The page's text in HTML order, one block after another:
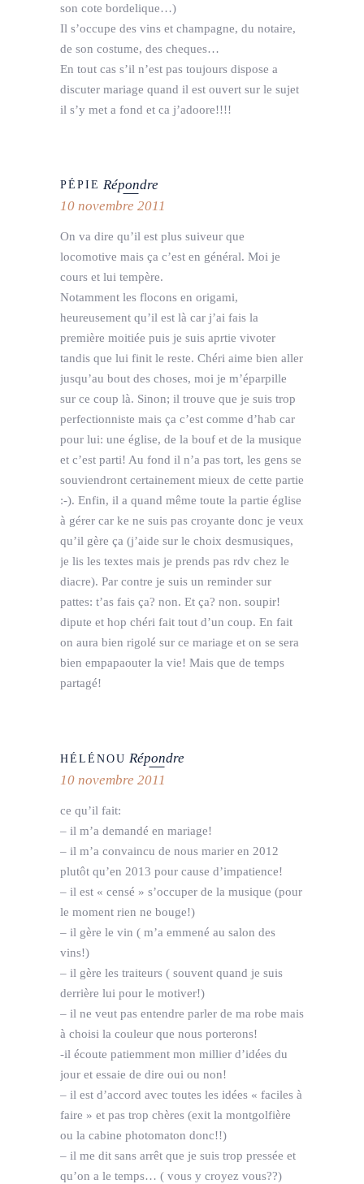
son cote bordelique…)
Il s’occupe des vins et champagne, du notaire,
de son costume, des cheques…
En tout cas s’il n’est pas toujours dispose a
discuter mariage quand il est ouvert sur le sujet
il s’y met a fond et ca j’adoore!!!!
PÉPIE Répondre
10 novembre 2011
On va dire qu’il est plus suiveur que
locomotive mais ça c’est en général. Moi je
cours et lui tempère.
Notamment les flocons en origami,
heureusement qu’il est là car j’ai fais la
première moitiée puis je suis aprtie vivoter
tandis que lui finit le reste. Chéri aime bien aller
jusqu’au bout des choses, moi je m’éparpille
sur ce coup là. Sinon; il trouve que je suis trop
perfectionniste mais ça c’est comme d’hab car
pour lui: une église, de la bouf et de la musique
et c’est parti! Au fond il n’a pas tort, les gens se
souviendront certainement mieux de cette partie
:-). Enfin, il a quand même toute la partie église
à gérer car ke ne suis pas croyante donc je veux
qu’il gère ça (j’aide sur le choix desmusiques,
je lis les textes mais je prends pas rdv chez le
diacre). Par contre je suis un reminder sur
pattes: t’as fais ça? non. Et ça? non. soupir!
dipute et hop chéri fait tout d’un coup. En fait
on aura bien rigolé sur ce mariage et on se sera
bien empapaouter la vie! Mais que de temps
partagé!
HÉLÉNOU Répondre
10 novembre 2011
ce qu’il fait:
– il m’a demandé en mariage!
– il m’a convaincu de nous marier en 2012
plutôt qu’en 2013 pour cause d’impatience!
– il est « censé » s’occuper de la musique (pour
le moment rien ne bouge!)
– il gère le vin ( m’a emmené au salon des
vins!)
– il gère les traiteurs ( souvent quand je suis
derrière lui pour le motiver!)
– il ne veut pas entendre parler de ma robe mais
à choisi la couleur que nous porterons!
-il écoute patiemment mon millier d’idées du
jour et essaie de dire oui ou non!
– il est d’accord avec toutes les idées « faciles à
faire » et pas trop chères (exit la montgolfière
ou la cabine photomaton donc!!)
– il me dit sans arrêt que je suis trop pressée et
qu’on a le temps… ( vous y croyez vous??)